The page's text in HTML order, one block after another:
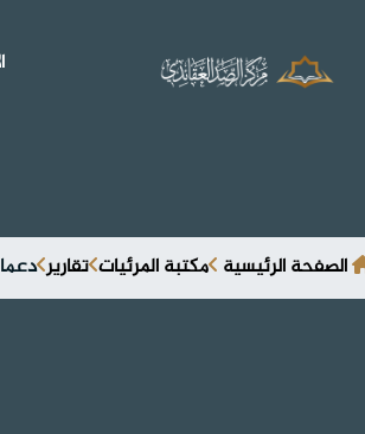
الصفحة الرئيسية مكتبة المرئيات تقارير